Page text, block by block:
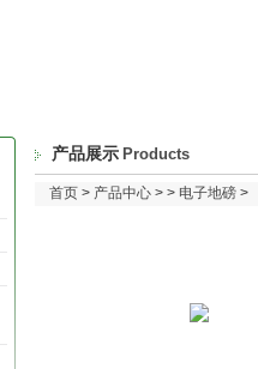
产品展示 Products
首页 > 产品中心 > > 电子地磅 >